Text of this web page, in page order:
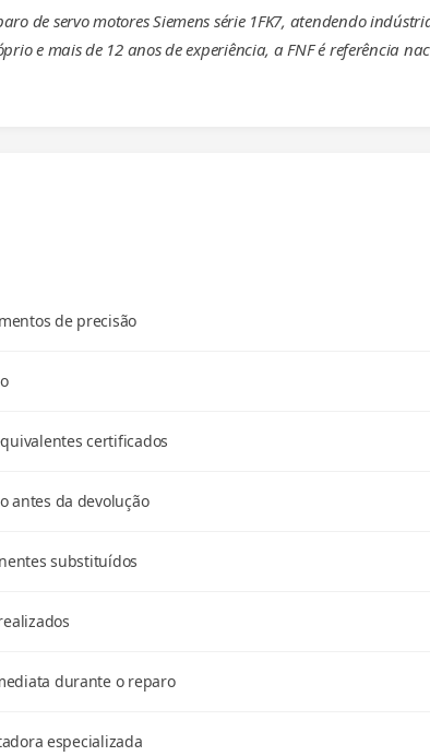
de servo motores Siemens série 1FK7, atendendo
e mais de 12 anos de experiência, a FNF é referência
de precisão
certificados
antes da devolução
substituídos
durante o reparo
especializada